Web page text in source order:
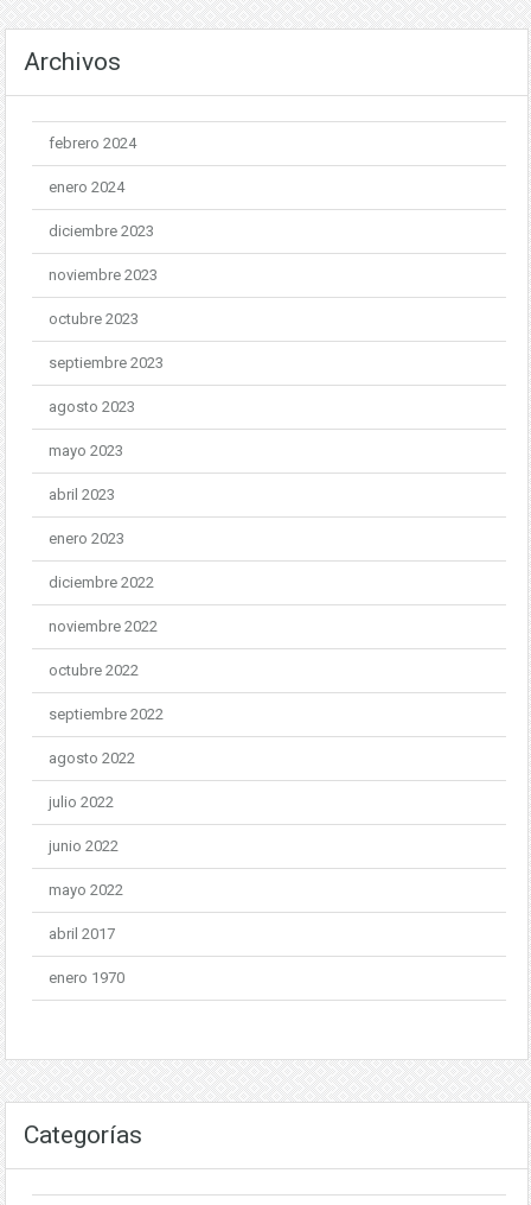
Archivos
febrero 2024
enero 2024
diciembre 2023
noviembre 2023
octubre 2023
septiembre 2023
agosto 2023
mayo 2023
abril 2023
enero 2023
diciembre 2022
noviembre 2022
octubre 2022
septiembre 2022
agosto 2022
julio 2022
junio 2022
mayo 2022
abril 2017
enero 1970
Categorías